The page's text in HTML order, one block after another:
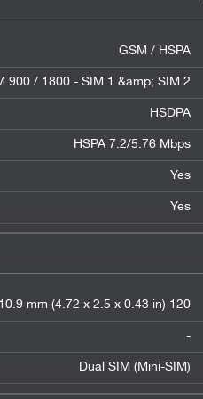
GSM / HSPA
900 / 1800 - SIM 1 &amp; SIM 2
HSDPA
HSPA 7.2/5.76 Mbps
Yes
Yes
120 x 63.5 x 10.9 mm (4.72 x 2.5 x 0.43 in)
-
Dual SIM (Mini-SIM)